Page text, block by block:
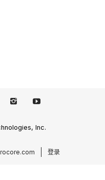
Inc.
登录